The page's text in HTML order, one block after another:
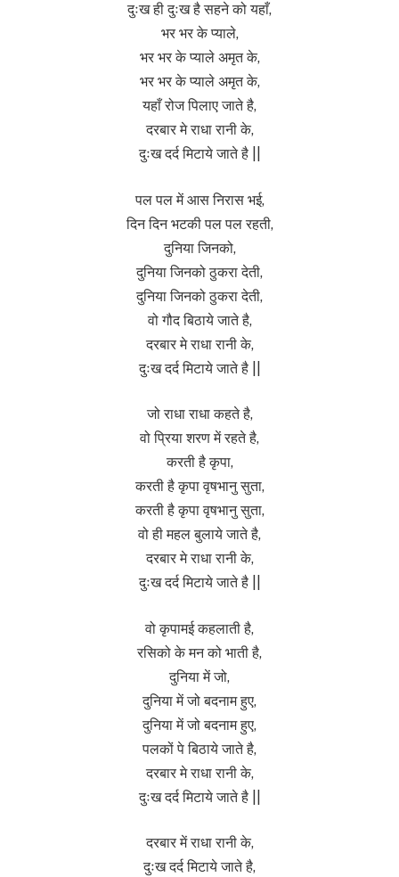
दुःख ही दुःख है सहने को यहाँ,
भर भर के प्याले,
भर भर के प्याले अमृत के,
भर भर के प्याले अमृत के,
यहाँ रोज पिलाए जाते है,
दरबार मे राधा रानी के,
दुःख दर्द मिटाये जाते है ||
पल पल में आस निरास भई,
दिन दिन भटकी पल पल रहती,
दुनिया जिनको,
दुनिया जिनको ठुकरा देती,
दुनिया जिनको ठुकरा देती,
वो गौद बिठाये जाते है,
दरबार मे राधा रानी के,
दुःख दर्द मिटाये जाते है ||
जो राधा राधा कहते है,
वो प्रिया शरण में रहते है,
करती है कृपा,
करती है कृपा वृषभानु सुता,
करती है कृपा वृषभानु सुता,
वो ही महल बुलाये जाते है,
दरबार मे राधा रानी के,
दुःख दर्द मिटाये जाते है ||
वो कृपामई कहलाती है,
रसिको के मन को भाती है,
दुनिया में जो,
दुनिया में जो बदनाम हुए,
दुनिया में जो बदनाम हुए,
पलकों पे बिठाये जाते है,
दरबार मे राधा रानी के,
दुःख दर्द मिटाये जाते है ||
दरबार में राधा रानी के,
दुःख दर्द मिटाये जाते है,